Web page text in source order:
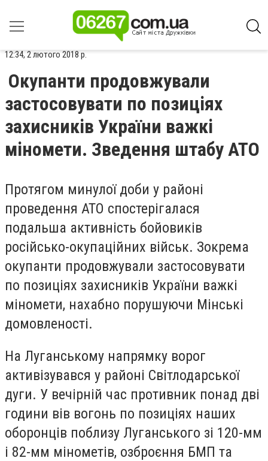
12:34, 2 лютого 2018 р.
Окупанти продовжували
застосовувати по позиціях
захисників України важкі
міномети. Зведення штабу АТО
Протягом минулої доби у районі
проведення АТО спостерігалася
подальша активність бойовиків
російсько-окупаційних військ. Зокрема
окупанти продовжували застосовувати
по позиціях захисників України важкі
міномети, нахабно порушуючи Мінські
домовленості.
На Луганському напрямку ворог
активізувався у районі Світлодарської
дуги. У вечірній час противник понад дві
години вів вогонь по позиціях наших
оборонців поблизу Луганського зі 120-мм
і 82-мм мінометів, озброєння БМП та